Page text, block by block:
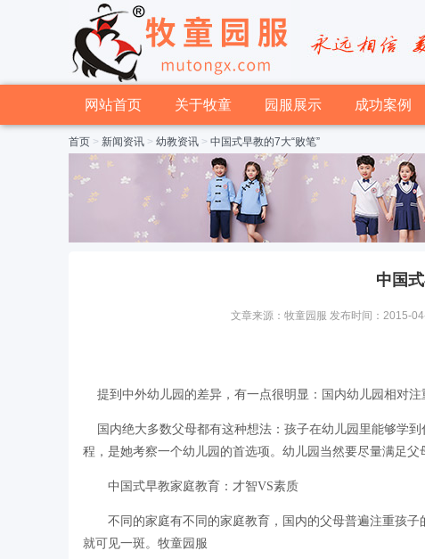
网站首页 关于牧童 园服展示 成功案例
首页 > 新闻资讯 > 幼教资讯 > 中国式早教的7大“败笔”
中国
文章来源：牧童园服 发布时间：2015-
提到中外幼儿园的差异，有一点很明显：国内幼儿园相对
国内绝大多数父母都有这种想法：孩子在幼儿园里能够学
程，是她考察一个幼儿园的首选项。幼儿园当然要尽量满足父
中国式早教家庭教育：才智VS素质
不同的家庭有不同的家庭教育，国内的父母普遍注重孩子
就可见一斑。牧童园服